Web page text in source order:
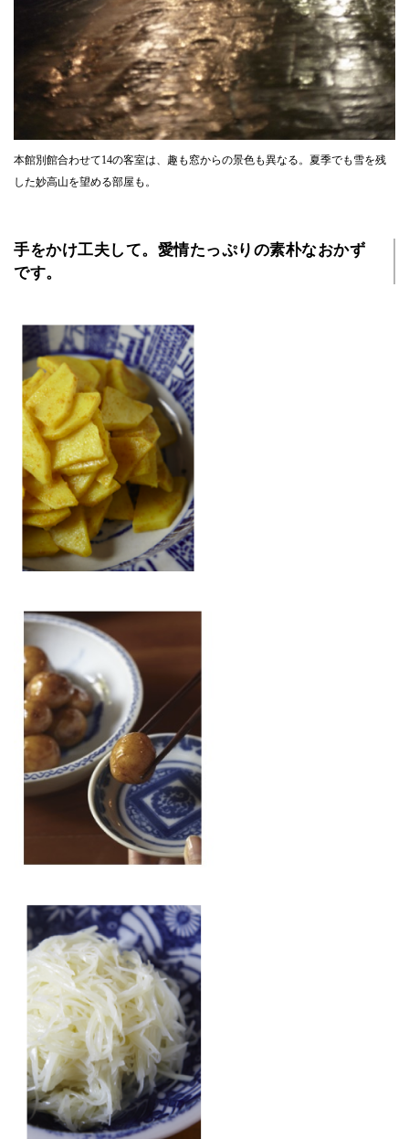
本館別館合わせて14の客室は、趣も窓からの景色も異なる。夏季でも雪を残
した妙高山を望める部屋も。
手をかけ工夫して。愛情たっぷりの素朴なおかず
です。